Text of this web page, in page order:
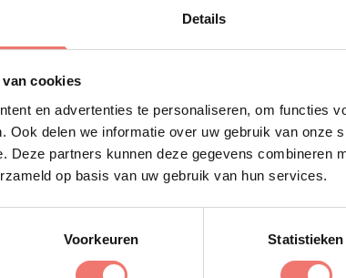
Details
cookies
en advertenties te personaliseren, om functies
Ook delen we informatie over uw gebruik van onze
Deze partners kunnen deze gegevens combineren
op basis van uw gebruik van hun services.
Voorkeuren Statistieken
dat alles tot in
Gewoon een
weten wij
je mee over de
een complete line
voor een tape